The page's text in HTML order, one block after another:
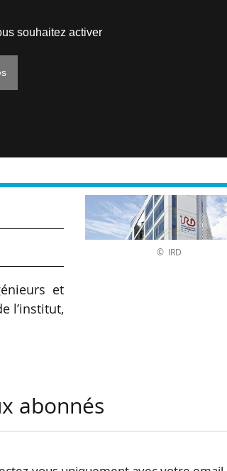
et
l’institut,
© IRD
abonnés
souhaitez activer